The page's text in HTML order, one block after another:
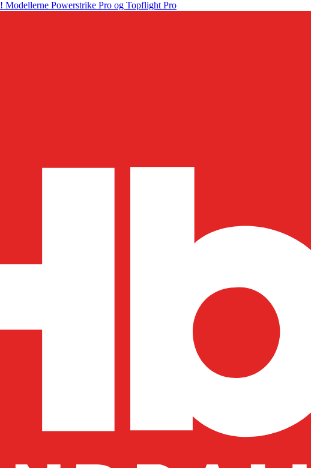
! Modellerne Powerstrike Pro og Topflight Pro